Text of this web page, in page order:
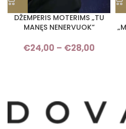
DŽEMPERIS MOTERIMS „TU
MANĘS NENERVUOK“
€24,00 – €28,00
Price